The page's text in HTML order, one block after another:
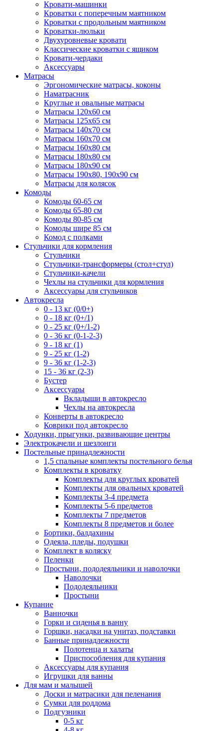
Кровати-машинки
Кроватки с поперечным маятником
Кроватки с продольным маятником
Кроватки-люльки
Двухуровневые кровати
Классические кроватки с ящиком
Кровати-чердаки
Аксессуары
Матрасы
Эргономические матрасы, коконы
Наматрасник
Круглые и овальные матрасы
Матрасы 120х60 см
Матрасы 125х65 см
Матрасы 140х70 см
Матрасы 160х70 см
Матрасы 160х80 см
Матрасы 180х80 см
Матрасы 180х90 см
Матрасы 190х80, 190х90 см
Матрасы для колясок
Комоды
Комоды 60-65 см
Комоды 65-80 см
Комоды 80-85 см
Комоды шире 85 см
Комод с полками
Стульчики для кормления
Стульчики
Стульчики-трансформеры (стол+стул)
Стульчики-качели
Чехлы на стульчики для кормления
Аксессуары для стульчиков
Автокресла
0 - 13 кг (0/0+)
0 - 18 кг (0+/1)
0 - 25 кг (0+/1-2)
0 - 36 кг (0-1-2-3)
9 - 18 кг (1)
9 - 25 кг (1-2)
9 - 36 кг (1-2-3)
15 - 36 кг (2-3)
Бустер
Аксессуары
Вкладыши в автокресло
Чехлы на автокресла
Конверты в автокресло
Коврики под автокресло
Ходунки, прыгунки, развивающие центры
Электрокачели и шезлонги
Постельные принадлежности
1,5 спальные комплекты постельного белья
Комплекты в кроватку
Комплекты для круглых кроватей
Комплекты для овальных кроватей
Комплекты 3-4 предмета
Комплекты 5-6 предметов
Комплекты 7 предметов
Комплекты 8 предметов и более
Бортики, балдахины
Одеяла, пледы, подушки
Комплект в коляску
Пеленки
Простыни, пододеяльники и наволочки
Наволочки
Пододеяльники
Простыни
Купание
Ванночки
Горки и сиденья в ванну
Горшки, насадки на унитаз, подставки
Банные принадлежности
Полотенца и халаты
Приспособления для купания
Аксессуары для купания
Игрушки для ванны
Для мам и малышей
Доски и матрасики для пеленания
Сумки для роддома
Подгузники
0-5 кг